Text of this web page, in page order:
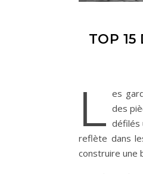
TOP 15
L es
des
défilés
reflète dans
construire une